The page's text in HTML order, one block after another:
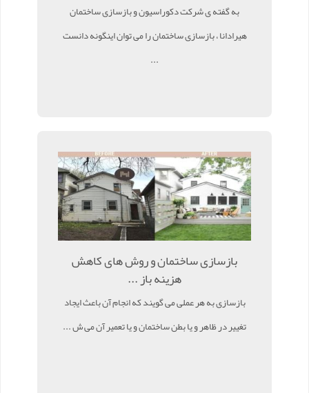
به گفته ی شرکت دکوراسیون و بازسازی ساختمان
هیرادانا ، بازسازی ساختمان را می توان اینگونه دانست
...
بازسازی ساختمان و روش های کاهش
هزینه باز ...
بازسازی به هر عملی می گویند که انجام آن باعث ایجاد
تغییر در ظاهر و یا بطن ساختمان و یا تعمیر آن می ش ...